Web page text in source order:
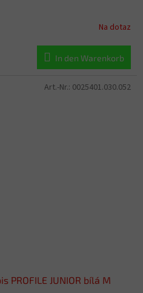
Na dotaz
In den Warenkorb
PROFILE JUNIOR bílá M
Art.-Nr.: 0025401.030.052